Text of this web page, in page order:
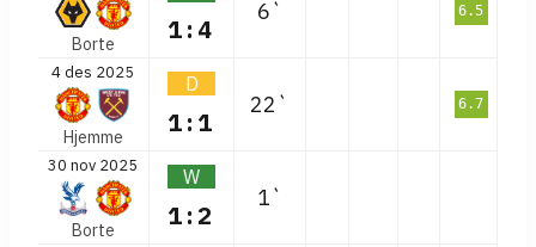
Borte 1:4
6` 6.5
4 des 2025
Hjemme
D
1:1
22` 6.7
30 nov 2025
Borte
W
1:2
1`